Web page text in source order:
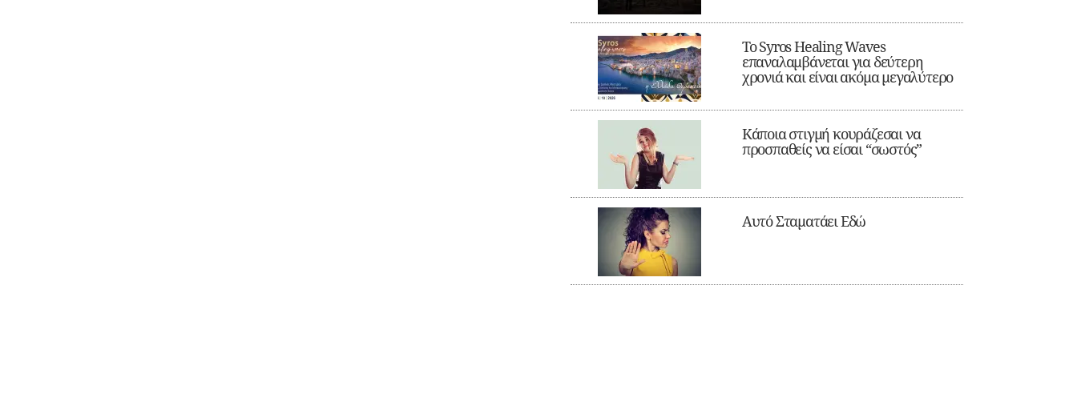
Το Syros Healing Waves
επαναλαμβάνεται για δεύτερη
χρονιά και είναι ακόμα μεγαλύτερο
Κάποια στιγμή κουράζεσαι να
προσπαθείς να είσαι “σωστός”
Αυτό Σταματάει Εδώ